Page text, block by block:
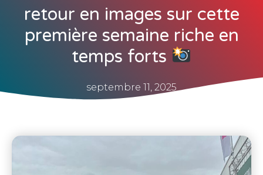
retour en images sur cette
première semaine riche en
temps forts
septembre 11, 2025